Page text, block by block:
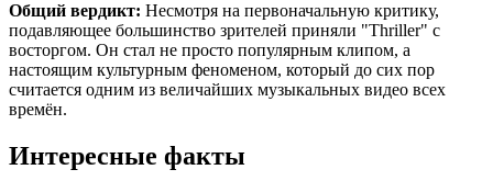
Общий вердикт: Несмотря на первоначальную критику,
подавляющее большинство зрителей приняли "Thriller" с
восторгом. Он стал не просто популярным клипом, а
настоящим культурным феноменом, который до сих пор
считается одним из величайших музыкальных видео всех
времён.
Интересные факты